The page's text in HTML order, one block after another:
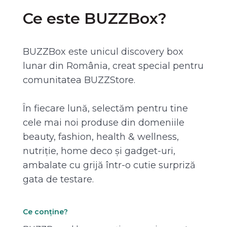
Ce este BUZZBox?
BUZZBox este unicul discovery box
lunar din România, creat special pentru
comunitatea BUZZStore.
În fiecare lună, selectăm pentru tine
cele mai noi produse din domeniile
beauty, fashion, health & wellness,
nutriție, home deco și gadget-uri,
ambalate cu grijă într-o cutie surpriză
gata de testare.
Ce conține?